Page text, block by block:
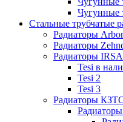
Чугунные
Стальные трубчатые
Радиаторы
Радиаторы
Радиаторы
Tesi в
Tesi 2
Tesi 3
Радиаторы